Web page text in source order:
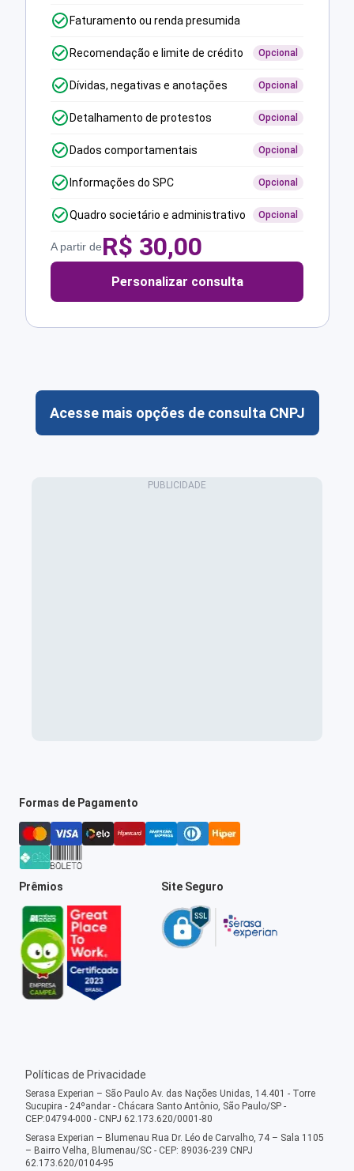
Faturamento ou renda presumida
Recomendação e limite de crédito Opcional
Dívidas, negativas e anotações Opcional
Detalhamento de protestos Opcional
Dados comportamentais Opcional
Informações do SPC Opcional
Quadro societário e administrativo Opcional
A partir deR$ 30,00
Personalizar consulta
Acesse mais opções de consulta CNPJ
Formas de Pagamento
Prêmios Site Seguro
Políticas de Privacidade
Serasa Experian – São Paulo Av. das Nações Unidas, 14.401 - Torre
Sucupira - 24ºandar - Chácara Santo Antônio, São Paulo/SP -
CEP:04794-000 - CNPJ 62.173.620/0001-80
Serasa Experian – Blumenau Rua Dr. Léo de Carvalho, 74 – Sala 1105
– Bairro Velha, Blumenau/SC - CEP: 89036-239 CNPJ
62.173.620/0104-95